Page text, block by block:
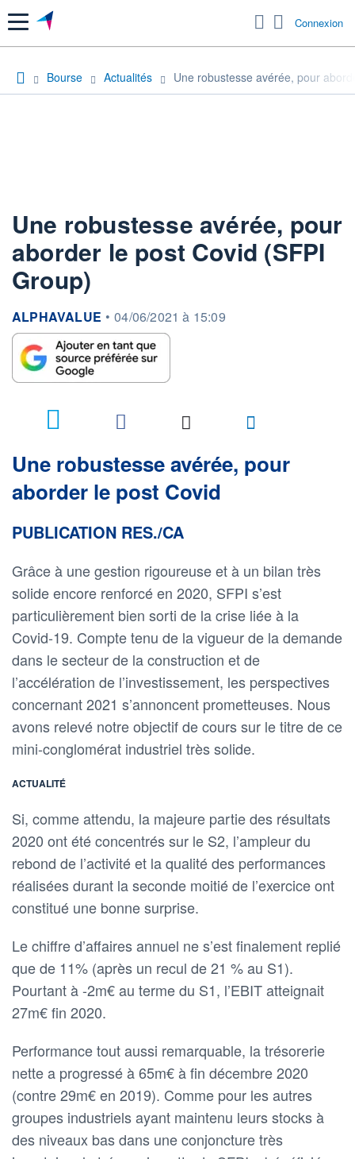
Menu Connexion
Bourse Actualités Une robustesse avérée, pour
Une robustesse avérée, pour
aborder le post Covid (SFPI
Group)
information fournie par
ALPHAVALUE • 04/06/2021 à 15:09
Une robustesse avérée, pour
aborder le post Covid
PUBLICATION RES./CA
Grâce à une gestion rigoureuse et à un bilan très
solide encore renforcé en 2020, SFPI s’est
particulièrement bien sorti de la crise liée à la
Covid-19. Compte tenu de la vigueur de la demande
dans le secteur de la construction et de
l’accélération de l’investissement, les perspectives
concernant 2021 s’annoncent prometteuses. Nous
avons relevé notre objectif de cours sur le titre de ce
mini-conglomérat industriel très solide.
ACTUALITÉ
Si, comme attendu, la majeure partie des résultats
2020 ont été concentrés sur le S2, l’ampleur du
rebond de l’activité et la qualité des performances
réalisées durant la seconde moitié de l’exercice ont
constitué une bonne surprise.
Le chiffre d’affaires annuel ne s’est finalement replié
que de 11% (après un recul de 21 % au S1).
Pourtant à -2m€ au terme du S1, l’EBIT atteignait
27m€ fin 2020.
Performance tout aussi remarquable, la trésorerie
nette a progressé à 65m€ à fin décembre 2020
(contre 29m€ en 2019). Comme pour les autres
groupes industriels ayant maintenu leurs stocks à
des niveaux bas dans une conjoncture très